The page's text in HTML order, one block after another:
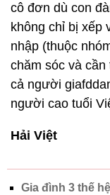
cô đơn dù con
không chỉ bị xếp
nhập (thuộc
chăm sóc và
cả người
người cao tuổi
Hải Việt
Gia đình 3 thế